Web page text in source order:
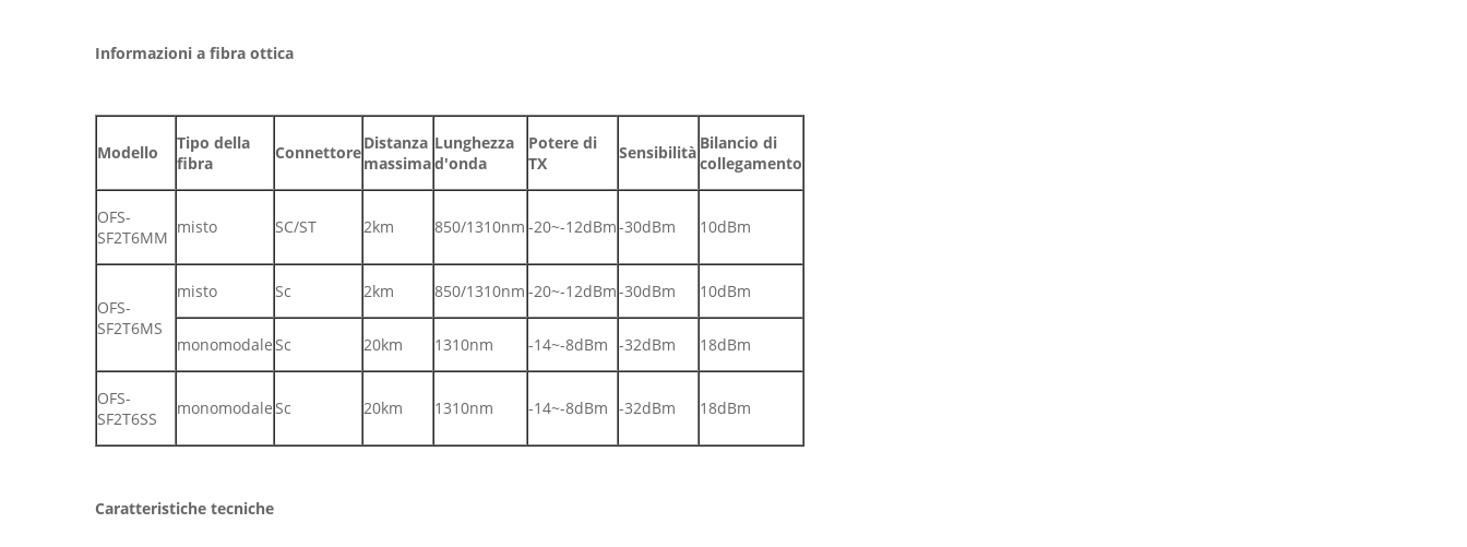
Informazioni a fibra ottica
Modello
Tipo della
fibra
ConnettoreDistanza
massima
Lunghezza
d'onda
Potere di
TX
Sensibilità Bilancio di
collegamento
OFS-
SF2T6MM
misto SC/ST 2km 850/1310nm -20~-12dBm-30dBm 10dBm
OFS-
SF2T6MS
misto Sc 2km 850/1310nm -20~-12dBm-30dBm 10dBm
monomodaleSc 20km 1310nm -14~-8dBm -32dBm 18dBm
OFS-
SF2T6SS
monomodaleSc 20km 1310nm -14~-8dBm -32dBm 18dBm
Caratteristiche tecniche